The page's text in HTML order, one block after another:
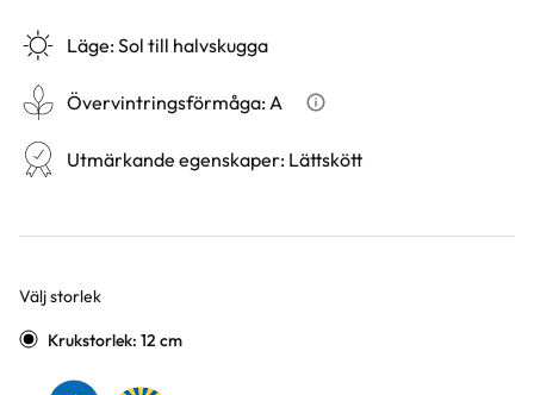
Läge:Sol till halvskugga
Övervintringsförmåga:A Vad betyder
Utmärkande egenskaper: Lättskött
Välj storlek
Varianter
Krukstorlek: 12 cm